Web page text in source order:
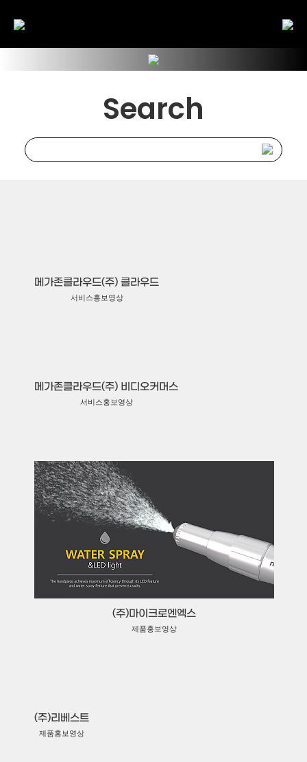
Search
메가존클라우드(주) 클라우드
서비스홍보영상
메가존클라우드(주) 비디오커머스
서비스홍보영상
(주)마이크로엔엑스
제품홍보영상
(주)리베스트
제품홍보영상